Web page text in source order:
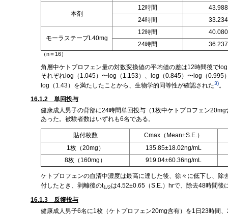
本剤
12時間
43.988
24時間
33.234
モーラステープL40mg
12時間
40.080
24時間
36.237
（n＝16）
角層中ケトプロフェン量の対数変換値の平均値の差は12時間後で
それぞれlog（1.045）〜log（1.153）、log（0.845）〜log（0.995
log（1.43）を満たしたことから、生物学的同等性が確認された3)。
16.1.2 単回投与
健康成人男子の背部に24時間単回投与（1枚中ケトプロフェン
あった。被験者数はいずれも6名である。
貼付枚数
Cmax（Mean±S.E.）
1枚（20mg）
135.85±18.02ng/mL
8枚（160mg）
919.04±60.36ng/mL
ケトプロフェンの血清中濃度は最高に達した後、徐々に低下し、
付したとき、剥離後のt1/2は4.52±0.65（S.E.）hrで、除去48時間後
16.1.3 反復投与
健康成人男子6名に1枚（ケトプロフェン20mg含有）を1日23時間